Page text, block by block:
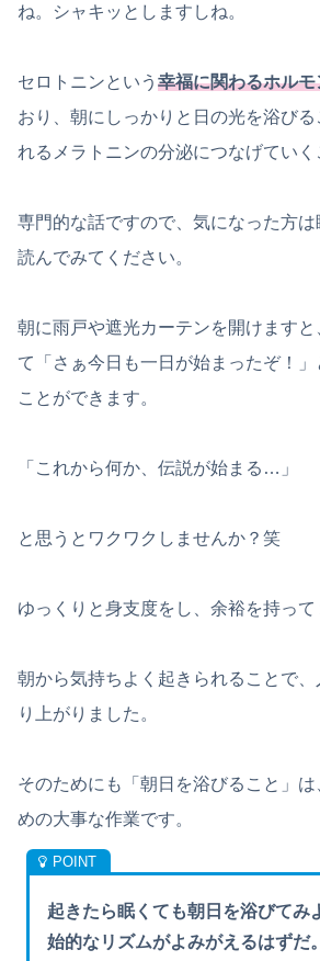
ね。シャキッとしますしね。
セロトニンという 幸福に関わるホルモ
おり、朝にしっかりと日の光を浴び
れるメラトニンの分泌につなげていく
専門的な話ですので、気になった方
読んでみてください。
朝に雨戸や遮光カーテンを開けます
て「さぁ今日も一日が始まったぞ！
ことができます。
「これから何か、伝説が始まる…」
と思うとワクワクしませんか？笑
ゆっくりと身支度をし、余裕を持って
朝から気持ちよく起きられることで
り上がりました。
そのためにも「朝日を浴びること」
めの大事な作業です。
起きたら眠くても朝日を浴びてみ
始的なリズムがよみがえるはずだ